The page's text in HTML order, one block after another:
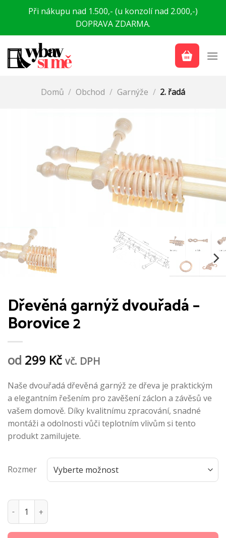
PřeskočitPři nákupu nad 1.500,- (u konzolí nad 2.000,-)
DOPRAVA ZDARMA.
Domů / Obchod / Garnýže / 2. řadá
Dřevěná garnýž dvouřadá –
Borovice 2
od 299 Kč vč. DPH
Naše dvouřadá dřevěná garnýž ze dřeva je praktickým
a elegantním řešením pro zavěšení záclon a závěsů ve
vašem domově. Díky kvalitnímu zpracování, snadné
montáži a odolnosti vůči teplotním vlivům si tento
produkt zamilujete.
Rozmer
Dřevěná garnýž dvouřadá - Borovice 2 množství